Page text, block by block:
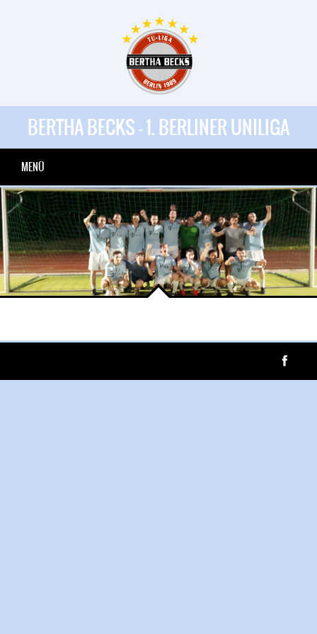
BERTHA BECKS - 1. BERLINER UNILIGA
MENÜ